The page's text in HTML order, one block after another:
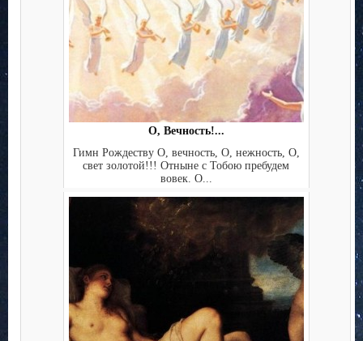
О, Вечность!...
Гимн Рождеству О, вечность, О, нежность, О,
свет золотой!!! Отныне с Тобою пребудем
вовек. О...